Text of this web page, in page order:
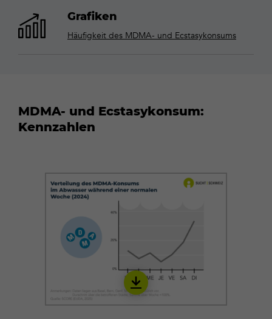
Grafiken
Häufigkeit des MDMA- und Ecstasykonsums
MDMA- und Ecstasykonsum:
Kennzahlen
Download
IEAU02_de